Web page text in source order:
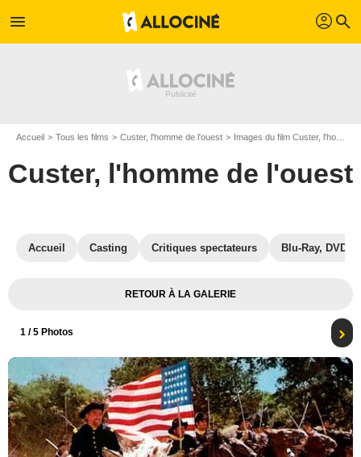
menu profil search
Accueil Tous les films Custer, l'homme de l'ouest Images du film Custer, l'homme de l'ouest
Custer, l'homme de l'ouest
Accueil Casting Critiques spectateurs Blu-Ray, DVD
RETOUR À LA GALERIE
1 / 5 Photos